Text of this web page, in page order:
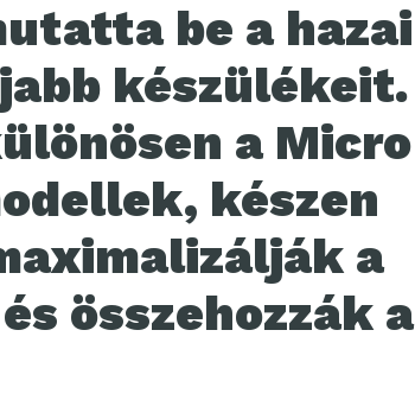
be a hazai
készülékeit.
a Micro
készen
a
összehozzák a